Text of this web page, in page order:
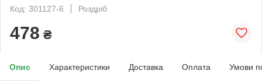
Код: 301127-6
Роздріб
478 ₴
Опис Характеристики Доставка Оплата Умови